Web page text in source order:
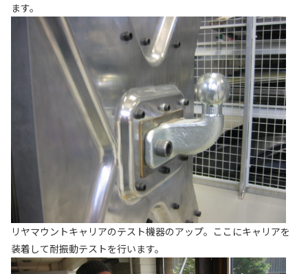
ます。
リヤマウントキャリアのテスト機器のアップ。ここにキャリアを
装着して耐振動テストを行います。